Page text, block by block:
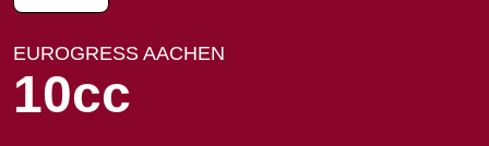
EUROGRESS AACHEN
10cc